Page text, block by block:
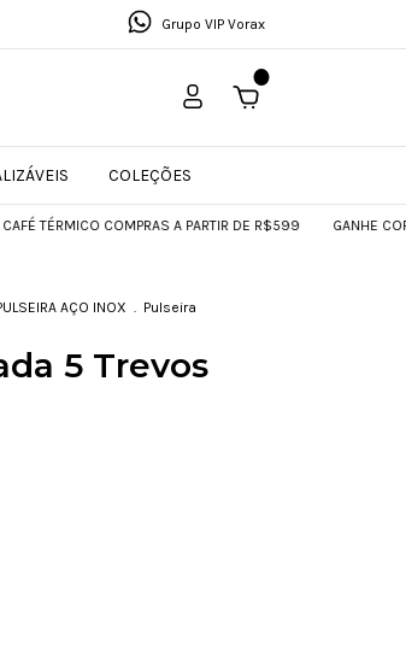
Grupo VIP Vorax
COLEÇÕES
COMPRAS A PARTIR DE R$599 GANHE COPO DE CAFÉ
AÇO INOX . Pulseira
5 Trevos